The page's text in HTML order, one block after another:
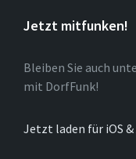
Jetzt mitfunken!
Bleiben Sie auch
mit DorfFunk!
Jetzt laden für iOS &